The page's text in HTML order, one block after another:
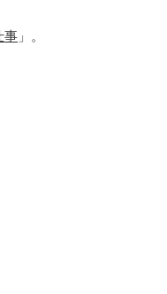
事 」。